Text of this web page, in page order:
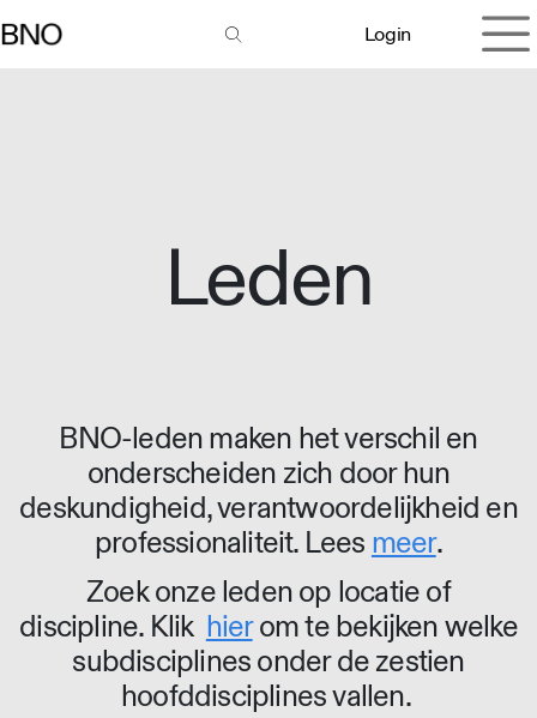
Login
Leden
BNO-leden maken het verschil en
onderscheiden zich door hun
deskundigheid, verantwoordelijkheid en
professionaliteit. Lees meer.
Zoek onze leden op locatie of
discipline. Klik hierom te bekijken welke
subdisciplines onder de zestien
hoofddisciplines vallen.